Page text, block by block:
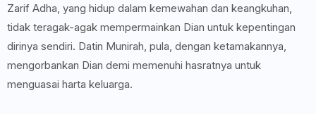
Zarif Adha, yang hidup dalam kemewahan dan keangkuhan,
tidak teragak-agak mempermainkan Dian untuk kepentingan
dirinya sendiri. Datin Munirah, pula, dengan ketamakannya,
mengorbankan Dian demi memenuhi hasratnya untuk
menguasai harta keluarga.